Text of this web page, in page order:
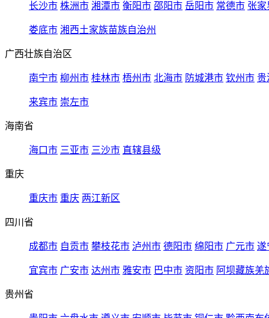
长沙市 株洲市 湘潭市 衡阳市 邵阳市 岳阳市 常德市 张家
娄底市 湘西土家族苗族自治州
广西壮族自治区
南宁市 柳州市 桂林市 梧州市 北海市 防城港市 钦州市 贵
来宾市 崇左市
海南省
海口市 三亚市 三沙市 直辖县级
重庆
重庆市 重庆 两江新区
四川省
成都市 自贡市 攀枝花市 泸州市 德阳市 绵阳市 广元市 遂
宜宾市 广安市 达州市 雅安市 巴中市 资阳市 阿坝藏族羌
贵州省